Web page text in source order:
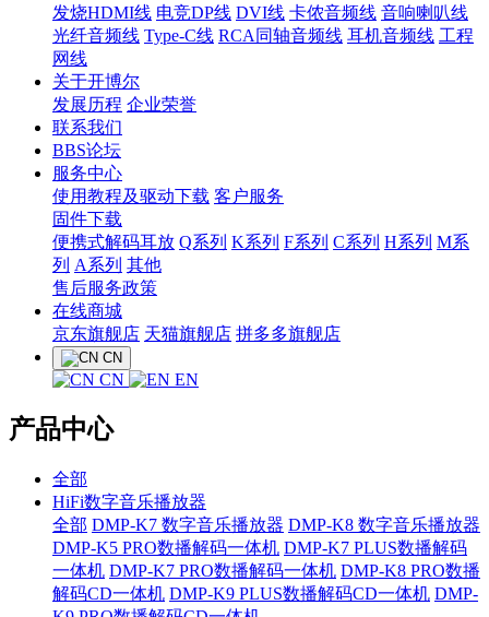
发烧HDMI线 电竞DP线 DVI线 卡侬音频线 音响喇叭线
光纤音频线 Type-C线 RCA同轴音频线 耳机音频线 工程
网线
关于开博尔
发展历程 企业荣誉
联系我们
BBS论坛
服务中心
使用教程及驱动下载 客户服务
固件下载
便携式解码耳放 Q系列 K系列 F系列 C系列 H系列 M系
列 A系列 其他
售后服务政策
在线商城
京东旗舰店 天猫旗舰店 拼多多旗舰店
CN
CN EN
产品中心
全部
HiFi数字音乐播放器
全部 DMP-K7 数字音乐播放器 DMP-K8 数字音乐播放器
DMP-K5 PRO数播解码一体机 DMP-K7 PLUS数播解码
一体机 DMP-K7 PRO数播解码一体机 DMP-K8 PRO数播
解码CD一体机 DMP-K9 PLUS数播解码CD一体机 DMP-